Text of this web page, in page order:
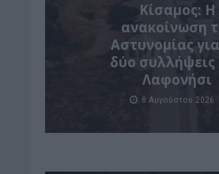
Κίσαμος: Η
ανακοίνωση
Αστυνομίας
δύο συλλήψεις
Λαφονήσι
8 Αυγούστου 2026